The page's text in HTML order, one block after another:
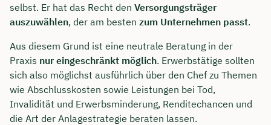
selbst. Er hat das Recht den Versorgungsträger
auszuwählen, der am besten zum Unternehmen passt.
Aus diesem Grund ist eine neutrale Beratung in der
Praxis nur eingeschränkt möglich. Erwerbstätige sollten
sich also möglichst ausführlich über den Chef zu Themen
wie Abschlusskosten sowie Leistungen bei Tod,
Invalidität und Erwerbsminderung, Renditechancen und
die Art der Anlagestrategie beraten lassen.